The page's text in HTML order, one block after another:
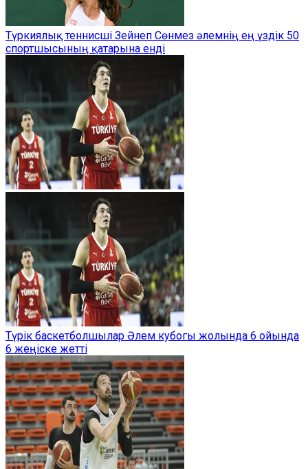
Түркиялық теннисші Зейнеп Сөнмез әлемнің ең үздік 50
спортшысының қатарына енді
Түрік баскетболшылар Әлем кубогы жолында 6 ойында
6 жеңіске жетті